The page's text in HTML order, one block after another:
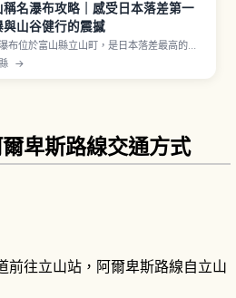
稱名瀑布攻略｜感受日本落差第一
與山谷健行的震撼
布位於富山縣立山町，是日本落差最高的瀑
達350公尺，春季雪融時還有期間限定的
→
卑斯路線交通方式
前往立山站，阿爾卑斯路線自立山